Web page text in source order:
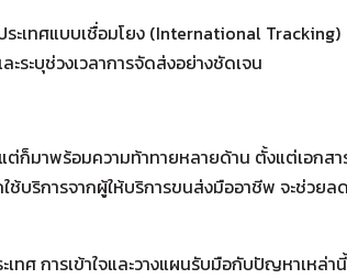
ะเทศแบบเชื่อมโยง (International Tracking)
ระบุช่วงเวลาการจัดส่งอย่างชัดเจน
แต่ก็มาพร้อมความท้าทายหลายด้าน ตั้งแต่เอ
บริการจากผู้ให้บริการขนส่งมืออาชีพ จะช่วย
ทศ การเข้าใจและวางแผนรับมือกับปัญหาเหล่า